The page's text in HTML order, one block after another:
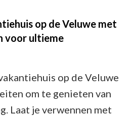
op de Veluwe met
voor ultieme
op de Veluwe
om te genieten van
Laat je verwennen met